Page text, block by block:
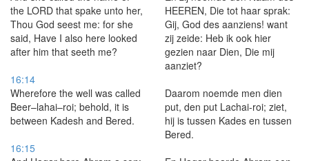
the LORD that spake unto her,
Thou God seest me: for she
said, Have I also here looked
after him that seeth me?
HEEREN, Die tot haar sprak:
Gij, God des aanziens! want
zij zeide: Heb ik ook hier
gezien naar Dien, Die mij
aanziet?
16:14
Wherefore the well was called
Beer–lahai–roi; behold, it is
between Kadesh and Bered.
Daarom noemde men dien
put, den put Lachai-roi; ziet,
hij is tussen Kades en tussen
Bered.
16:15